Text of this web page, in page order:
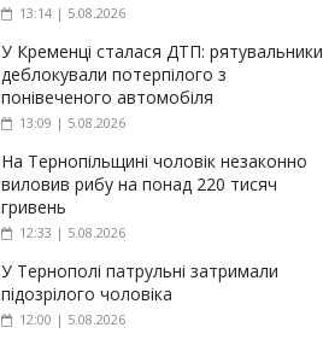
13:14 | 5.08.2026
У Кременці сталася ДТП: рятувальники
деблокували потерпілого з
понівеченого автомобіля
13:09 | 5.08.2026
На Тернопільщині чоловік незаконно
виловив рибу на понад 220 тисяч
гривень
12:33 | 5.08.2026
У Тернополі патрульні затримали
підозрілого чоловіка
12:00 | 5.08.2026